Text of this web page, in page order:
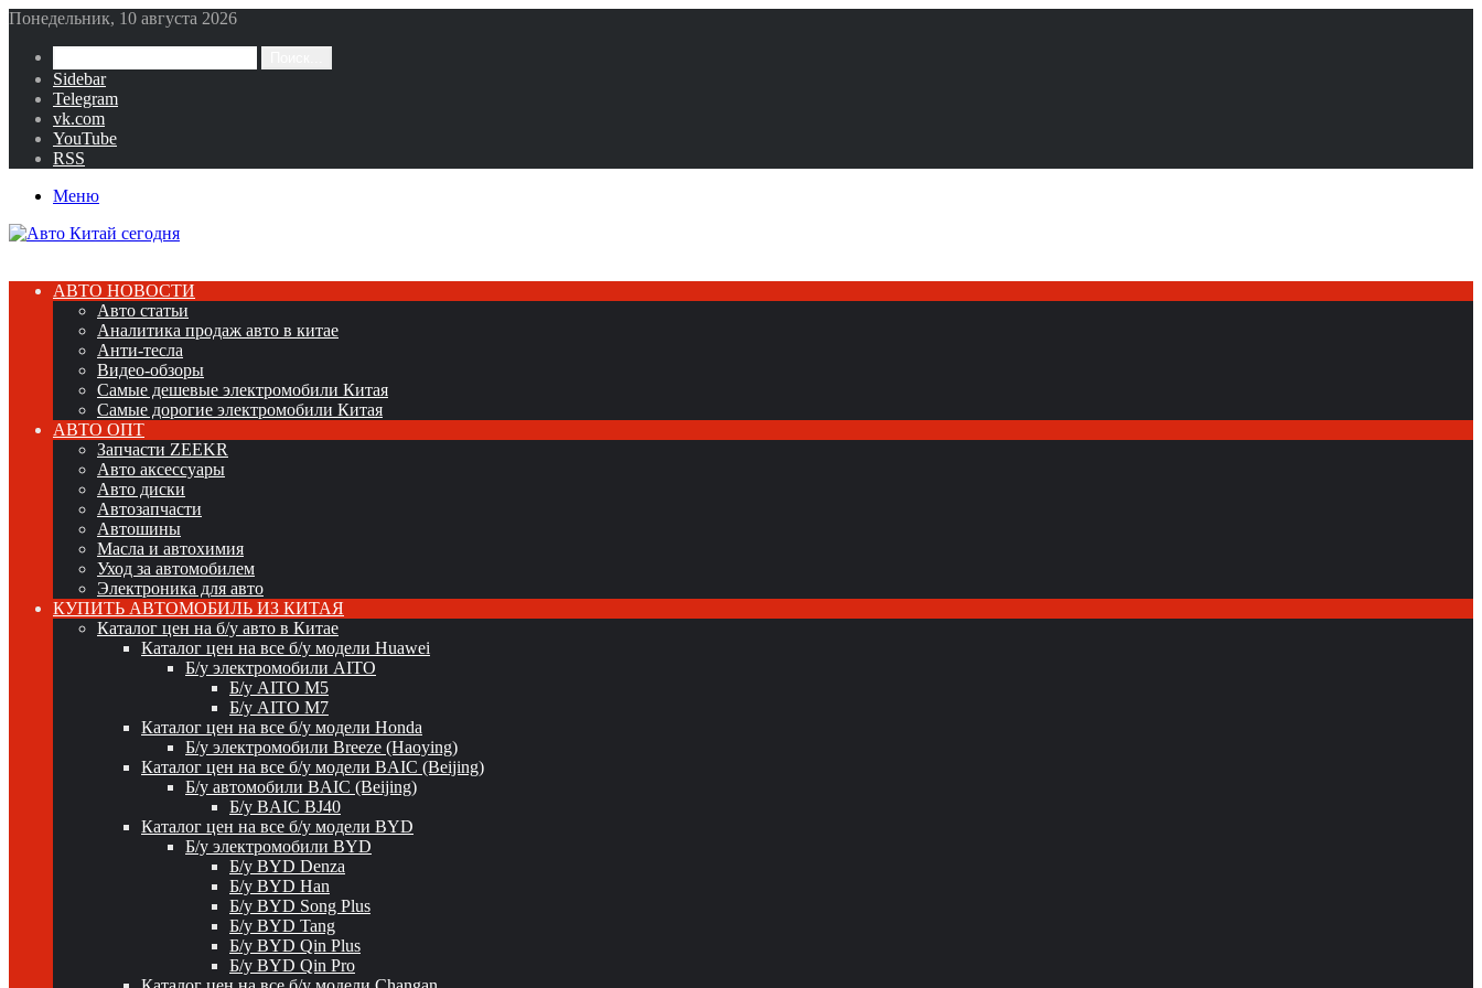
Понедельник, 10 августа 2026
Sidebar
Telegram
vk.com
YouTube
RSS
Меню
АВТО НОВОСТИ
Авто статьи
Аналитика продаж авто в китае
Анти-тесла
Видео-обзоры
Самые дешевые электромобили Китая
Самые дорогие электромобили Китая
АВТО ОПТ
Запчасти ZEEKR
Авто аксессуары
Авто диски
Автозапчасти
Автошины
Масла и автохимия
Уход за автомобилем
Электроника для авто
КУПИТЬ АВТОМОБИЛЬ ИЗ КИТАЯ
Каталог цен на б/у авто в Китае
Каталог цен на все б/у модели Huawei
Б/у электромобили AITO
Б/у AITO M5
Б/у AITO M7
Каталог цен на все б/у модели Honda
Б/у электромобили Breeze (Haoying)
Каталог цен на все б/у модели BAIC (Beijing)
Б/у автомобили BAIC (Beijing)
Б/у BAIC BJ40
Каталог цен на все б/у модели BYD
Б/у электромобили BYD
Б/у BYD Denza
Б/у BYD Han
Б/у BYD Song Plus
Б/у BYD Tang
Б/у BYD Qin Plus
Б/у BYD Qin Pro